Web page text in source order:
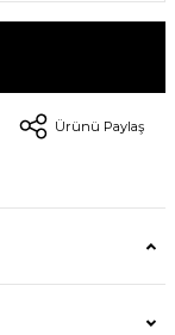
Ürünü Paylaş